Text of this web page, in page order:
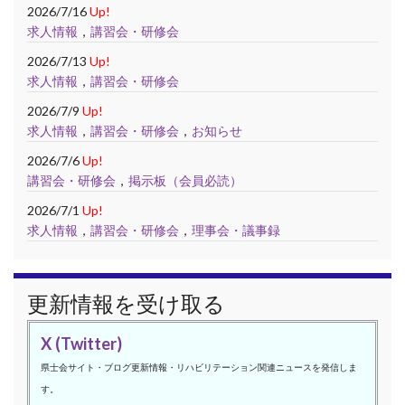
2026/7/16Up!
求人情報 ， 講習会・研修会
2026/7/13 Up!
求人情報 ， 講習会・研修会
2026/7/9 Up!
求人情報 ， 講習会・研修会 ， お知らせ
2026/7/6Up!
講習会・研修会 ， 掲示板（会員必読）
2026/7/1 Up!
求人情報 ， 講習会・研修会 ， 理事会・議事録
更新情報を受け取る
X (Twitter)
県士会サイト・ブログ更新情報・リハビリテーション関連ニュースを発信しま
す。